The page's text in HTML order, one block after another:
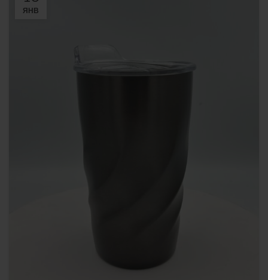
ЯНВ